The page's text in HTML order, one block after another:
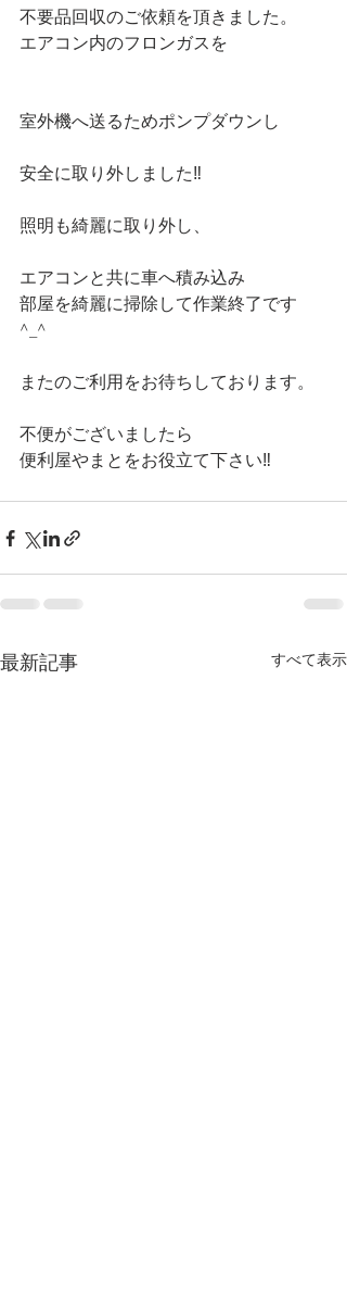
不要品回収のご依頼を頂きました。
エアコン内のフロンガスを
室外機へ送るためポンプダウンし
安全に取り外しました‼️
照明も綺麗に取り外し、
エアコンと共に車へ積み込み
部屋を綺麗に掃除して作業終了です
^_^
またのご利用をお待ちしております。
不便がございましたら
便利屋やまとをお役立て下さい‼️
最新記事 すべて表示